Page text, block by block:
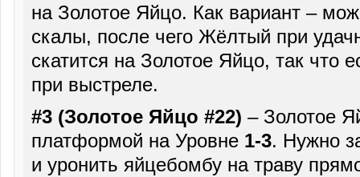
на Золотое Яйцо. Как вариант –
скалы, после чего Жёлтый при
скатится на Золотое Яйцо, так что
при выстреле.
#3 (Золотое Яйцо #22) – Золотое
платформой на Уровне 1-3. Нужно
и уронить яйцебомбу на траву